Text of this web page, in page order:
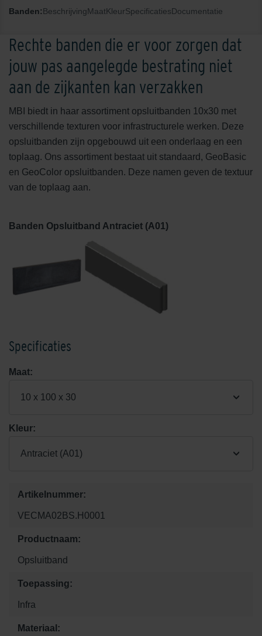
Banden:BeschrijvingMaatKleurSpecificatiesDocumentatie
Rechte banden die er voor zorgen dat
jouw pas aangelegde bestrating niet
aan de zijkanten kan verzakken
MBI biedt in haar assortiment opsluitbanden 10x30 met
verschillende texturen voor infrastructurele werken. Deze
opsluitbanden zijn opgebouwd uit een onderlaag en een
toplaag. Ons assortiment bestaat uit standaard, GeoBasic
en GeoColor opsluitbanden. Deze namen geven de textuur
van de toplaag aan.
Banden Opsluitband Antraciet (A01)
Specificaties
Maat:
10 x 100 x 30
Kleur:
Antraciet (A01)
Artikelnummer:
VECMA02BS.H0001
Productnaam:
Opsluitband
Toepassing:
Infra
Materiaal: